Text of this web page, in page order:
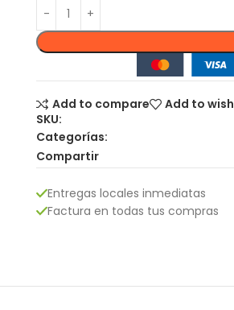
Add to compare
Add to
SKU:
Categorías:
Compartir
Entregas locales inmediatas
Factura en todas tus compras